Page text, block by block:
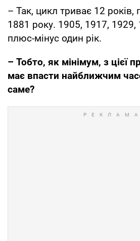
– Так, цикл триває 12
1881 року. 1905, 1917, 1929,
плюс-мінус один рік.
– Тобто, як мінімум, з цієї
має впасти найближчим
саме?